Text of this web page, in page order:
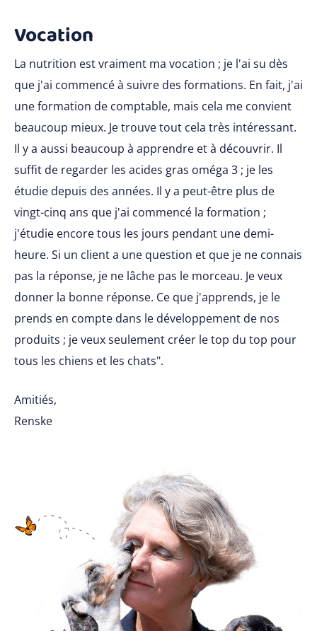
Vocation
La nutrition est vraiment ma vocation ; je l'ai su dès
que j'ai commencé à suivre des formations. En fait, j'ai
une formation de comptable, mais cela me convient
beaucoup mieux. Je trouve tout cela très intéressant.
Il y a aussi beaucoup à apprendre et à découvrir. Il
suffit de regarder les acides gras oméga 3 ; je les
étudie depuis des années. Il y a peut-être plus de
vingt-cinq ans que j'ai commencé la formation ;
j'étudie encore tous les jours pendant une demi-
heure. Si un client a une question et que je ne connais
pas la réponse, je ne lâche pas le morceau. Je veux
donner la bonne réponse. Ce que j'apprends, je le
prends en compte dans le développement de nos
produits ; je veux seulement créer le top du top pour
tous les chiens et les chats".
Amitiés,
Renske